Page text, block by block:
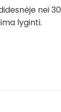
nei 30
lyginti.